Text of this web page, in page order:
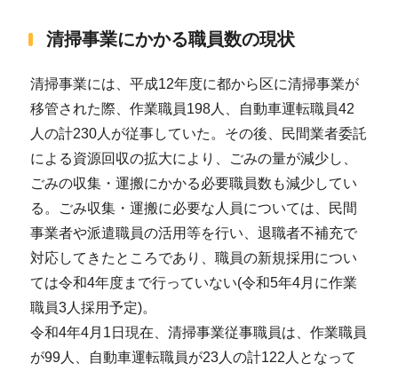
清掃事業にかかる職員数の現状
清掃事業には、平成12年度に都から区に清掃事業が
移管された際、作業職員198人、自動車運転職員42
人の計230人が従事していた。その後、民間業者委託
による資源回収の拡大により、ごみの量が減少し、
ごみの収集・運搬にかかる必要職員数も減少してい
る。ごみ収集・運搬に必要な人員については、民間
事業者や派遣職員の活用等を行い、退職者不補充で
対応してきたところであり、職員の新規採用につい
ては令和4年度まで行っていない(令和5年4月に作業
職員3人採用予定)。
令和4年4月1日現在、清掃事業従事職員は、作業職員
が99人、自動車運転職員が23人の計122人となって